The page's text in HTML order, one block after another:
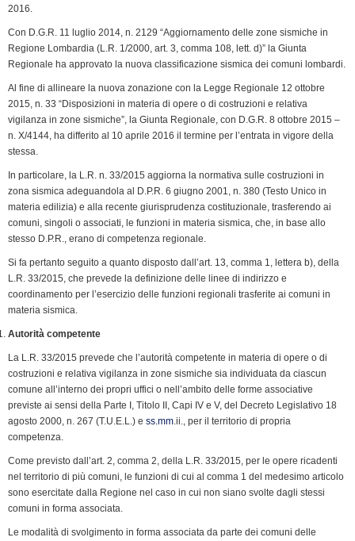
2016.
Con D.G.R. 11 luglio 2014, n. 2129 “Aggiornamento delle zone sismiche in
Regione Lombardia (L.R. 1/2000, art. 3, comma 108, lett. d)” la Giunta
Regionale ha approvato la nuova classificazione sismica dei comuni lombardi.
Al fine di allineare la nuova zonazione con la Legge Regionale 12 ottobre
2015, n. 33 “Disposizioni in materia di opere o di costruzioni e relativa
vigilanza in zone sismiche”, la Giunta Regionale, con D.G.R. 8 ottobre 2015 –
n. X/4144, ha differito al 10 aprile 2016 il termine per l’entrata in vigore della
stessa.
In particolare, la L.R. n. 33/2015 aggiorna la normativa sulle costruzioni in
zona sismica adeguandola al D.P.R. 6 giugno 2001, n. 380 (Testo Unico in
materia edilizia) e alla recente giurisprudenza costituzionale, trasferendo ai
comuni, singoli o associati, le funzioni in materia sismica, che, in base allo
stesso D.P.R., erano di competenza regionale.
Si fa pertanto seguito a quanto disposto dall’art. 13, comma 1, lettera b), della
L.R. 33/2015, che prevede la definizione delle linee di indirizzo e
coordinamento per l’esercizio delle funzioni regionali trasferite ai comuni in
materia sismica.
Autorità competente
La L.R. 33/2015 prevede che l’autorità competente in materia di opere o di
costruzioni e relativa vigilanza in zone sismiche sia indivi­duata da ciascun
comune all’interno dei propri uffici o nell’ambito delle forme associative
previste ai sensi della Parte I, Titolo II, Capi IV e V, del Decreto Legislativo 18
agosto 2000, n. 267 (T.U.E.L.) e ss.mm.ii., per il territorio di propria
competenza.
Come previsto dall’art. 2, comma 2, della L.R. 33/2015, per le opere ricadenti
nel territorio di più comuni, le funzioni di cui al comma 1 del medesimo articolo
sono esercitate dalla Regione nel caso in cui non siano svolte dagli stessi
comuni in forma associata.
Le modalità di svolgimento in forma associata da parte dei comuni delle